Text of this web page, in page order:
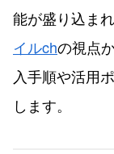
能が盛り込ま
イルchの視点
入手順や活用
します。